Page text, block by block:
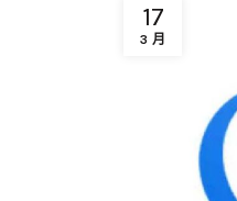
17
3 月